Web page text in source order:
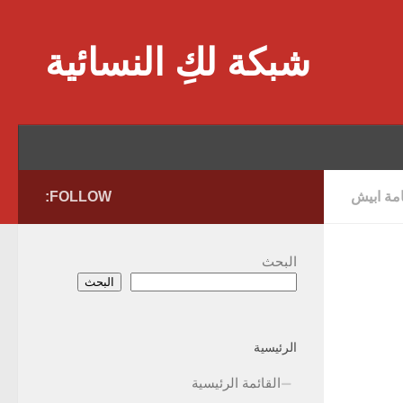
شبكة لكِ النسائية
ابيش FOLLOW:
البحث
البحث
الرئيسية
القائمة الرئيسية